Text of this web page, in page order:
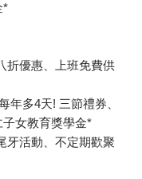
*
折優惠、上班免費供
年多4天! 三節禮券、
女教育獎學金*
牙活動、不定期歡聚